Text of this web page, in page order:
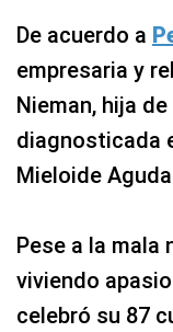
De acuerdo a
empresaria y
Nieman, hija
diagnosticada
Mieloide
Pese a la mala
viviendo
celebró su 87